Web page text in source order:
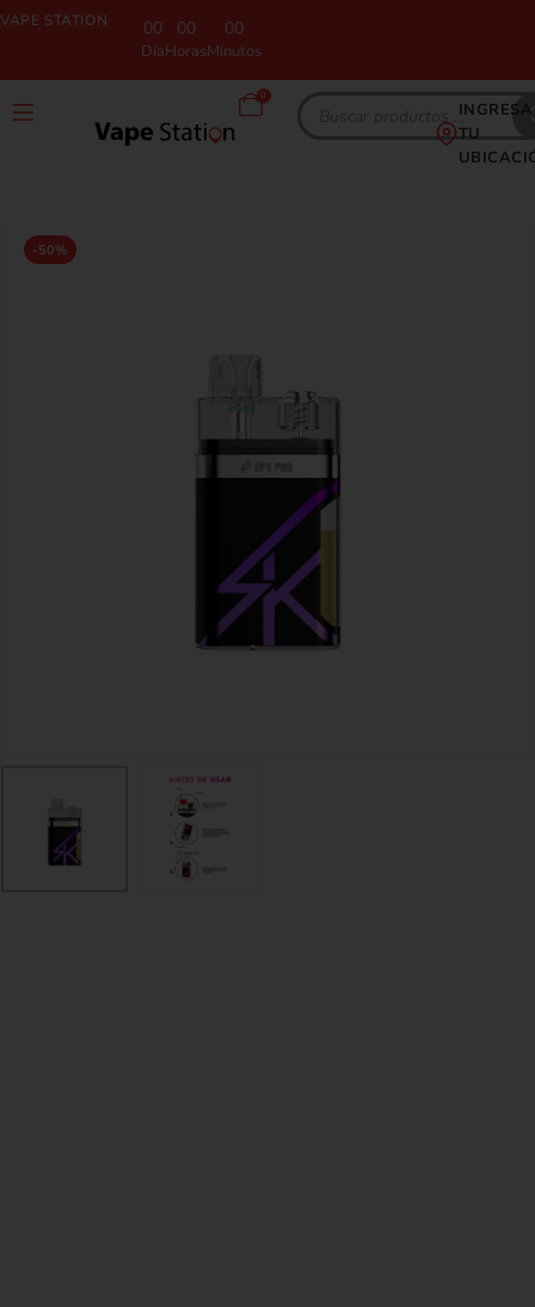
VAPE STATION 00
Día
00
Horas
00
Minutos
0
INGRESA
TU
-50%